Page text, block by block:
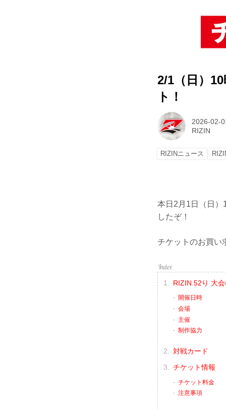
2/1（日）
ト！
2026-02-
RIZIN
RIZINニュース
本日2月1日（日）
したぞ！
チケットのお買い
RIZIN.52り 大
開催日時
会場
主催
制作協力
対戦カード
チケット情報
チケット料金
注意事項